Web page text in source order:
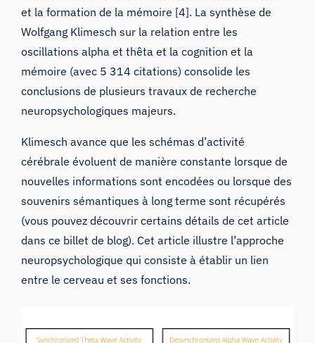
et la formation de la mémoire [4]. La synthèse de
Wolfgang Klimesch sur la relation entre les
oscillations alpha et thêta et la cognition et la
mémoire (avec 5 314 citations) consolide les
conclusions de plusieurs travaux de recherche
neuropsychologiques majeurs.
Klimesch avance que les schémas d’activité
cérébrale évoluent de manière constante lorsque de
nouvelles informations sont encodées ou lorsque des
souvenirs sémantiques à long terme sont récupérés
(vous pouvez découvrir certains détails de cet article
dansce billet de blog). Cet article illustre l’approche
neuropsychologique qui consiste à établir un lien
entre le cerveau et ses fonctions.